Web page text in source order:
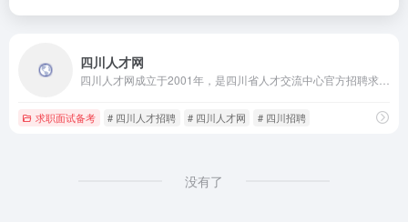
四川人才网
求职面试备考 # 四川人才招聘 # 四川人才网 # 四川招聘
没有了